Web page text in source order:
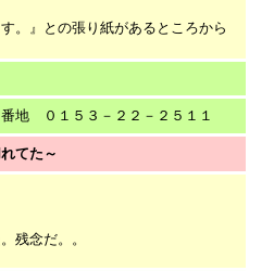
。』との張り紙があるところから
地 ０１５３－２２－２５１１
てた～
残念だ。。